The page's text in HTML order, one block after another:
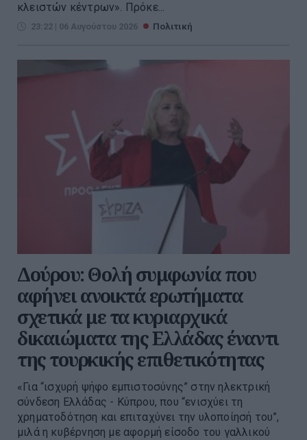
κλειστών κέντρων». Πρόκε...
23:22 | 06 Αυγούστου 2026 Πολιτική
Δούρου: Θολή συμφωνία που
αφήνει ανοικτά ερωτήματα
σχετικά με τα κυριαρχικά
δικαιώματα της Ελλάδας έναντι
της τουρκικής επιθετικότητας
«Για “ισχυρή ψήφο εμπιστοσύνης” στην ηλεκτρική
σύνδεση Ελλάδας - Κύπρου, που “ενισχύει τη
χρηματοδότηση και επιταχύνει την υλοποίησή του”,
μιλά η κυβέρνηση με αφορμή είσοδο του γαλλικού